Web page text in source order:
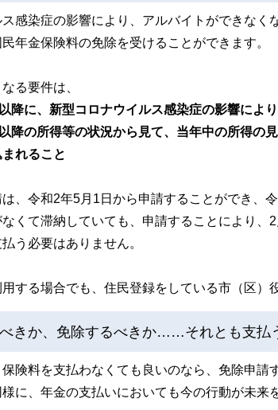
感染症の影響により、アルバイトができな
年金保険料の免除を受けることができます。
る要件は、
降に、新型コロナウイルス感染症の影響によ
降の所得等の状況から見て、当年中の所得
れること
、令和2年5月1日から申請することができ、
くて滞納していても、申請することにより
う必要はありません。
する場合でも、住民登録をしている市（区）
きか、免除するべきか……それとも支払
険料を支払わなくても良いのなら、免除申
に、年金の支払いにおいても今の行動が未来